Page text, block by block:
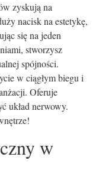
zyskują na
nacisk na estetykę,
się na jeden
stworzysz
spójności.
w ciągłym biegu i
Oferuje
układ nerwowy.
w